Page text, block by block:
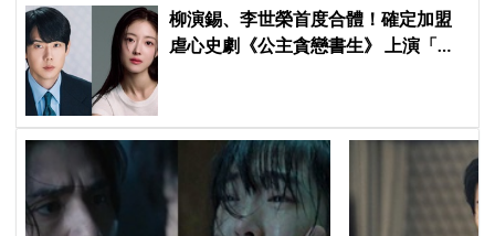
柳演錫、李世榮首度合體！確定加盟
虐心史劇《公主貪戀書生》 上演「朝